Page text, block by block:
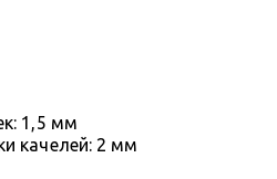
1,5 мм
качелей: 2 мм